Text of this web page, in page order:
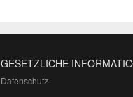
GESETZLICHE
Datenschutz